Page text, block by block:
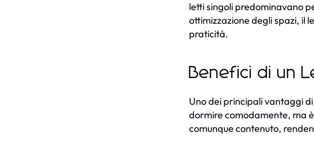
letti singoli predominavano
ottimizzazione degli spazi, il
praticità.
Benefici di un
Uno dei principali vantaggi
dormire comodamente, ma
comunque contenuto,